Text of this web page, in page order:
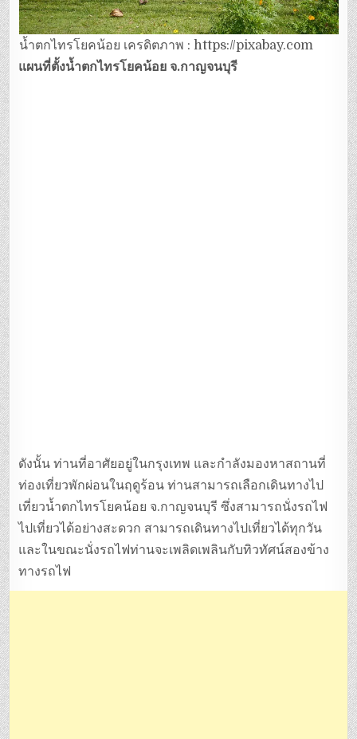
น้ำตกไทรโยคน้อย เครดิตภาพ : https://pixabay.com
แผนที่ตั้งน้ำตกไทรโยคน้อย จ.กาญจนบุรี
ดังนั้น ท่านที่อาศัยอยู่ในกรุงเทพ และกำลังมองหาสถานที่
ท่องเที่ยวพักผ่อนในฤดูร้อน ท่านสามารถเลือกเดินทางไป
เที่ยวน้ำตกไทรโยคน้อย จ.กาญจนบุรี ซึ่งสามารถนั่งรถไฟ
ไปเที่ยวได้อย่างสะดวก สามารถเดินทางไปเที่ยวได้ทุกวัน
และในขณะนั่งรถไฟท่านจะเพลิดเพลินกับทิวทัศน์สองข้าง
ทางรถไฟ